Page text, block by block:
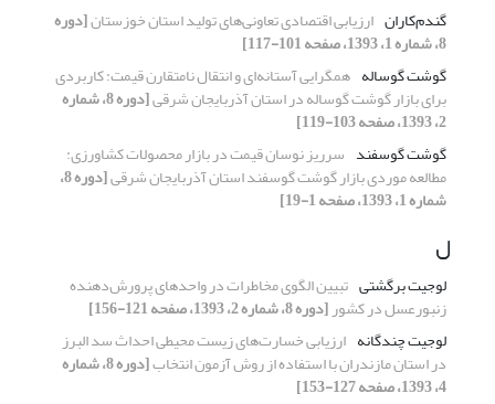
گندم‌کاران ارزیابی اقتصادی تعاونی‌های تولید استان خوزستان[دوره
8، شماره 1، 1393، صفحه 101-117]
گوشت گوساله همگرایی آستانه‌ای و انتقال نامتقارن قیمت: کاربردی
برای بازار گوشت گوساله در استان آذربایجان شرقی [دوره 8، شماره
2، 1393، صفحه 103-119]
گوشت گوسفند سرریز نوسان قیمت در بازار محصولات کشاورزی:
مطالعه موردی بازار گوشت گوسفند استان آذربایجان شرقی [دوره 8،
شماره 1، 1393، صفحه 1-19]
ل
لوجیت برگشتی تبیین الگوی مخاطرات در واحدهای پرورش‌دهنده
زنبورعسل در کشور[دوره 8، شماره 2، 1393، صفحه 121-156]
لوجیت چندگانه ارزیابی خسارت‌های زیست محیطی احداث سد البرز
در استان مازندران با استفاده از روش آزمون انتخاب [دوره 8، شماره
4، 1393، صفحه 127-153]